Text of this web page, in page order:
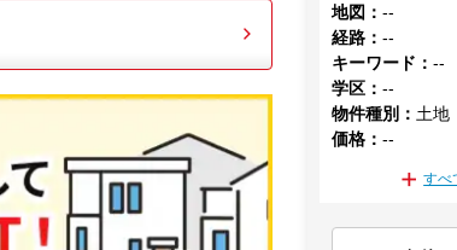
地図 ：--
経路 ：--
キーワード ：--
学区 ：--
物件種別 ： 土地
価格 ：--
すべ